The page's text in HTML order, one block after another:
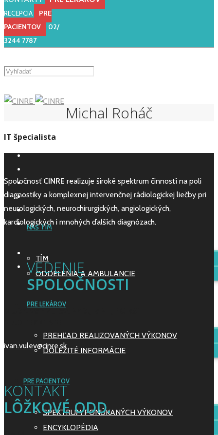
HOTLINE 24/7
PRE LEKÁROV
NEURO/ANGIO
KARDIO0945 444 333
RECEPCIA
PRE
PACIENTOV
02/
3244 7787
NÁŠ TÍM
TÍM
ODDELENIA A AMBULANCIE
PRE LEKÁROV
PREHĽAD REALIZOVANÝCH VÝKONOV
DÔLEŽITÉ INFORMÁCIE
PRE PACIENTOV
SPEKTRUM PONÚKANÝCH VÝKONOV
ENCYKLOPÉDIA
Michal Roháč
IT špecialista
Spoločnosť CINRE realizuje široké spektrum činností na poli
diagnostiky a komplexnej intervenčnej rádiologickej liečby pri
neurologických, neurochirurgických, angiologických,
kardiologických i mnohých ďalších diagnózach.
VEDENIE
SPOLOČNOSTI
MUDr.Ivan Vulev, PhD., MPH, FCIRSE
ivan.vulev@cinre.sk
KONTAKT
LÔŽKOVÉ ODD.